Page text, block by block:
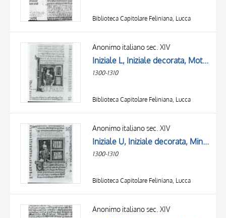
Biblioteca Capitolare Feliniana, Lucca
Anonimo italiano sec. XIV
Iniziale L, Iniziale decorata, Motivi decorativi fitomorfi, Miniatura tabellare, Ulpiano, Figura maschile seduta
1300-1310
Biblioteca Capitolare Feliniana, Lucca
Anonimo italiano sec. XIV
Iniziale U, Iniziale decorata, Miniatura tabellare, Figura maschile con libro, Figura maschile seduta, Ulpiano
1300-1310
Biblioteca Capitolare Feliniana, Lucca
Anonimo italiano sec. XIV